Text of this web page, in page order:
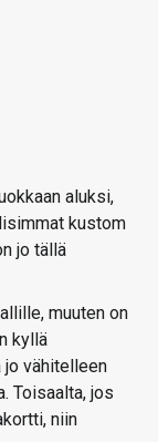
aluksi,
kustom
jo tällä
muuten on
kyllä
jo vähitelleen
Toisaalta, jos
niin